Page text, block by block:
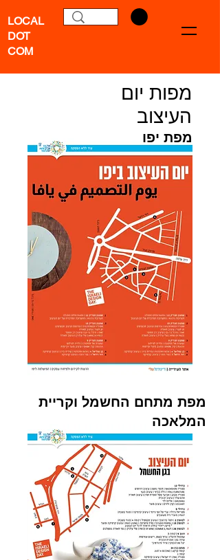
LOCAL
DOT
COM
מפות יום
העיצוב
מפת יפו
מפת מתחם החשמל וקריית
המלאכה